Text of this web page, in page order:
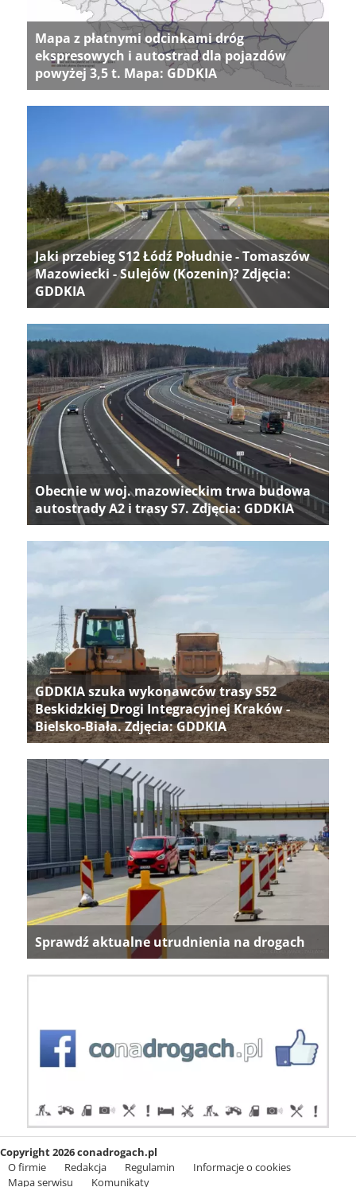
Mapa z płatnymi odcinkami dróg
ekspresowych i autostrad dla pojazdów
powyżej 3,5 t. Mapa: GDDKIA
Jaki przebieg S12 Łódź Południe - Tomaszów
Mazowiecki - Sulejów (Kozenin)? Zdjęcia:
GDDKIA
Obecnie w woj. mazowieckim trwa budowa
autostrady A2 i trasy S7. Zdjęcia: GDDKIA
GDDKIA szuka wykonawców trasy S52
Beskidzkiej Drogi Integracyjnej Kraków -
Bielsko-Biała. Zdjęcia: GDDKIA
Sprawdź aktualne utrudnienia na drogach
Copyright 2026 conadrogach.pl
O firmie
Redakcja Regulamin
Informacje o cookies
Mapa serwisu
Komunikaty